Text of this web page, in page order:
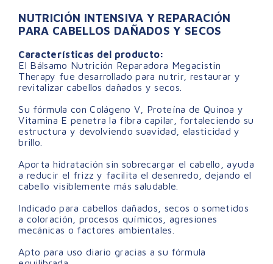
NUTRICIÓN INTENSIVA Y REPARACIÓN
PARA CABELLOS DAÑADOS Y SECOS
Características del producto:
El Bálsamo Nutrición Reparadora Megacistin
Therapy fue desarrollado para nutrir, restaurar y
revitalizar cabellos dañados y secos.
Su fórmula con Colágeno V, Proteína de Quinoa y
Vitamina E penetra la fibra capilar, fortaleciendo su
estructura y devolviendo suavidad, elasticidad y
brillo.
Aporta hidratación sin sobrecargar el cabello, ayuda
a reducir el frizz y facilita el desenredo, dejando el
cabello visiblemente más saludable.
Indicado para cabellos dañados, secos o sometidos
a coloración, procesos químicos, agresiones
mecánicas o factores ambientales.
Apto para uso diario gracias a su fórmula